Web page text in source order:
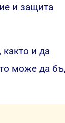
и защита
и да
може да